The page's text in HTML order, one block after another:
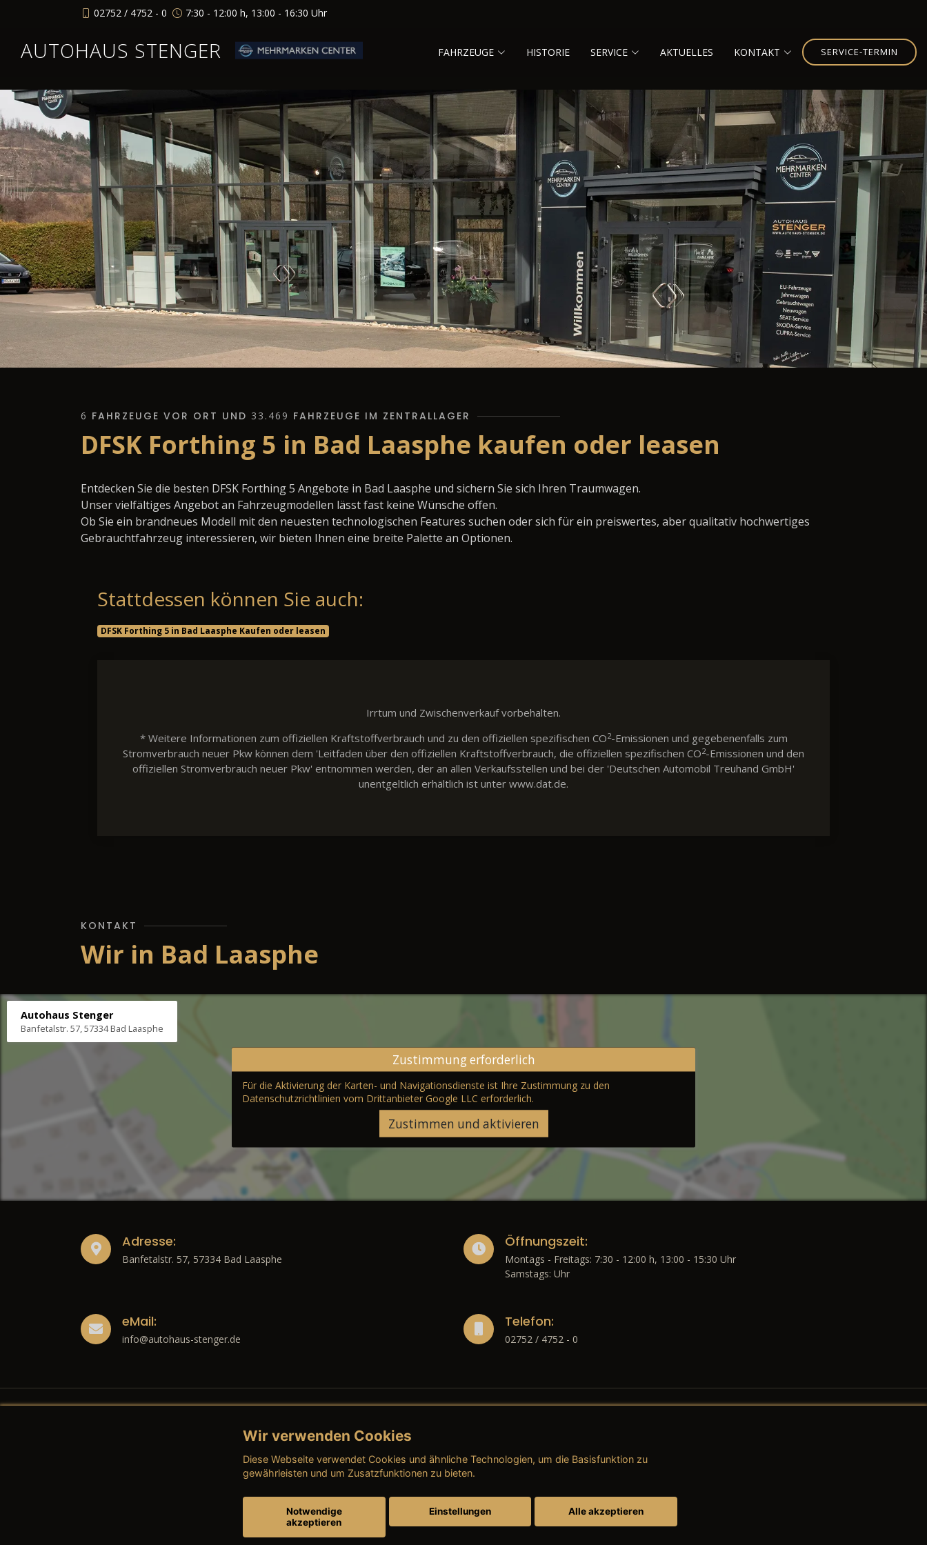
02752 / 4752 - 0 7:30 - 12:00 h, 13:00 - 16:30 Uhr
AUTOHAUS STENGER FAHRZEUGE HISTORIE SERVICE AKTUELLES KONTAKT SERVICE-TERMIN
6 FAHRZEUGE VOR ORT UND 33.469 FAHRZEUGE IM ZENTRALLAGER
DFSK Forthing 5 in Bad Laasphe kaufen oder leasen
Entdecken Sie die besten DFSK Forthing 5 Angebote in Bad Laasphe und sichern Sie sich Ihren Traumwagen.
Unser vielfältiges Angebot an Fahrzeugmodellen lässt fast keine Wünsche offen.
Ob Sie ein brandneues Modell mit den neuesten technologischen Features suchen oder sich für ein preiswertes, aber qualitativ hochwertiges
Gebrauchtfahrzeug interessieren, wir bieten Ihnen eine breite Palette an Optionen.
Stattdessen können Sie auch:
DFSK Forthing 5 in Bad Laasphe Kaufen oder leasen
Irrtum und Zwischenverkauf vorbehalten.
* Weitere Informationen zum offiziellen Kraftstoffverbrauch und zu den offiziellen spezifischen CO2-Emissionen und gegebenenfalls zum
Stromverbrauch neuer Pkw können dem 'Leitfaden über den offiziellen Kraftstoffverbrauch, die offiziellen spezifischen CO2-Emissionen und den
offiziellen Stromverbrauch neuer Pkw' entnommen werden, der an allen Verkaufsstellen und bei der 'Deutschen Automobil Treuhand GmbH'
unentgeltlich erhältlich ist unter www.dat.de.
KONTAKT
Wir in Bad Laasphe
Autohaus Stenger
Banfetalstr. 57, 57334 Bad Laasphe
Zustimmung erforderlich
Für die Aktivierung der Karten- und Navigationsdienste ist Ihre Zustimmung zu den
Datenschutzrichtlinien vom Drittanbieter Google LLC erforderlich.
Zustimmen und aktivieren
Adresse:
Banfetalstr. 57, 57334 Bad Laasphe
Öffnungszeit:
Montags - Freitags: 7:30 - 12:00 h, 13:00 - 15:30 Uhr
Samstags: Uhr
eMail:
info@autohaus-stenger.de
Telefon:
02752 / 4752 - 0
Rechtliches
→ Impressum
→ AGB (Neuwagen)
→ AGB (Teile & Zubehör)
Wir verwenden Cookies
Diese Webseite verwendet Cookies und ähnliche Technologien, um die Basisfunktion zu
gewährleisten und um Zusatzfunktionen zu bieten.
Notwendige
akzeptieren
Einstellungen Alle akzeptieren